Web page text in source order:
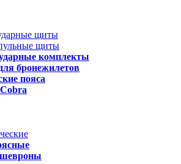
щиты
щиты
комплекты
бронежилетов
пояса